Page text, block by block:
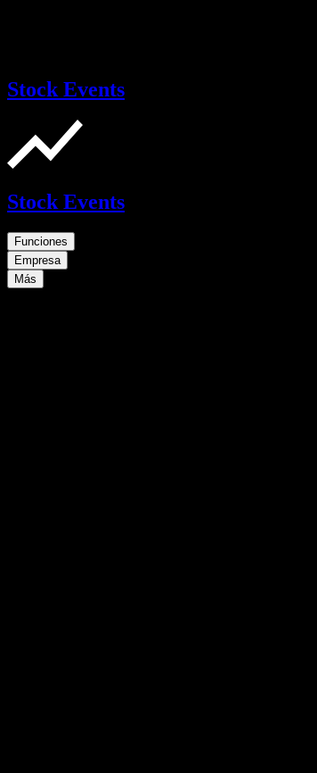
Stock Events
Stock Events
Funciones
Empresa
Más